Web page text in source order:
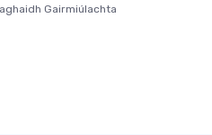
Gairmiúlachta